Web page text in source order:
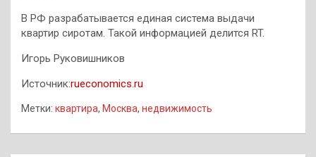
В РФ разрабатывается единая система выдачи
квартир сиротам. Такой информацией делится RT.
Игорь Руковишников
Источник:rueconomics.ru
Метки: квартира, Москва, недвижимость